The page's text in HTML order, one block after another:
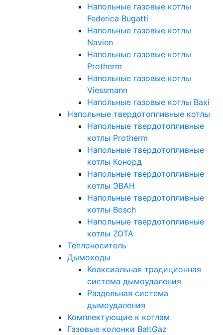
Напольные газовые котлы
Federica Bugatti
Напольные газовые котлы
Navien
Напольные газовые котлы
Protherm
Напольные газовые котлы
Viessmann
Напольные газовые котлы Baxi
Напольные твердотопливные котлы
Напольные твердотопливные
котлы Protherm
Напольные твердотопливные
котлы Конорд
Напольные твердотопливные
котлы ЭВАН
Напольные твердотопливные
котлы Bosch
Напольные твердотопливные
котлы ZOTA
Теплоноситель
Дымоходы
Коаксиальная традиционная
система дымоудаления
Раздельная система
дымоудаления
Комплектующие к котлам
Газовые колонки BaltGaz